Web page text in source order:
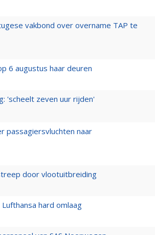
vakbond over overname TAP te
6 augustus haar deuren
'scheelt zeven uur rijden'
passagiersvluchten naar
door vlootuitbreiding
hard omlaag